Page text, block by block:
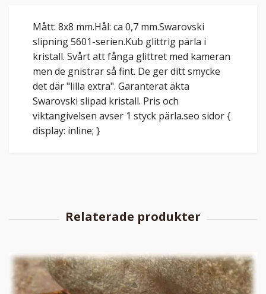
Mått: 8x8 mm.Hål: ca 0,7 mm.Swarovski
slipning 5601-serien.Kub glittrig pärla i
kristall. Svårt att fånga glittret med kameran
men de gnistrar så fint. De ger ditt smycke
det där "lilla extra". Garanterat äkta
Swarovski slipad kristall. Pris och
viktangivelsen avser 1 styck pärla.seo sidor {
display: inline; }